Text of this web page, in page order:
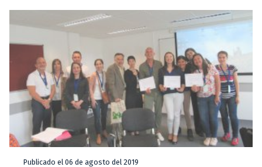
Publicado el 06 de agosto del 2019